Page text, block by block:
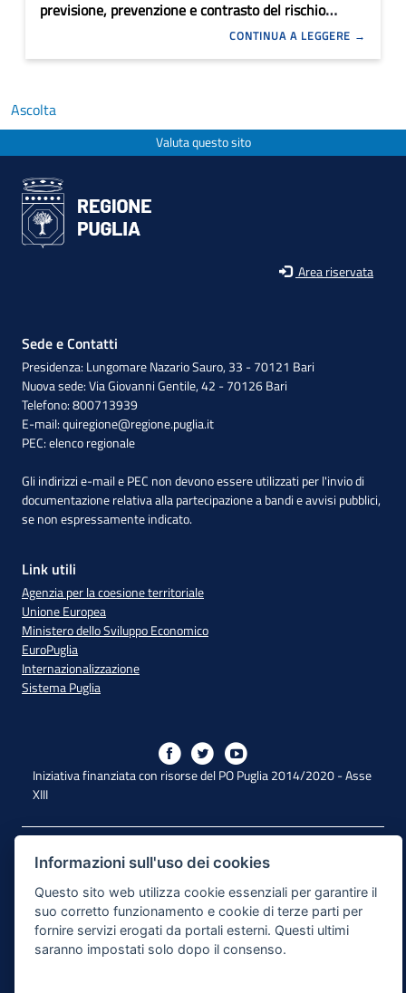
previsione, prevenzione e contrasto del rischio
incendi boschivi e di interfaccia urbano rurale
CONTINUA A LEGGERE
Ascolta
Valuta questo sito
Area riservata
Sede e Contatti
Presidenza: Lungomare Nazario Sauro, 33 - 70121 Bari
Nuova sede: Via Giovanni Gentile, 42 - 70126 Bari
Telefono: 800713939
E-mail:quiregione@regione.puglia.it
PEC:elenco regionale
Gli indirizzi e-mail e PEC non devono essere utilizzati per l'invio di
documentazione relativa alla partecipazione a bandi e avvisi pubblici,
se non espressamente indicato.
Link utili
Agenzia per la coesione territoriale
Unione Europea
Ministero dello Sviluppo Economico
EuroPuglia
Internazionalizzazione
Sistema Puglia
Iniziativa finanziata con risorse del PO Puglia 2014/2020 - Asse
XIII
Dichiarazione di Accessibilità
Note Legali
Cookie e Privacy
Responsabile di pubblicazione
Informazioni sull'uso dei cookies
Questo sito web utilizza cookie essenziali per garantire il
suo corretto funzionamento e cookie di terze parti per
fornire servizi erogati da portali esterni. Questi ultimi
saranno impostati solo dopo il consenso.